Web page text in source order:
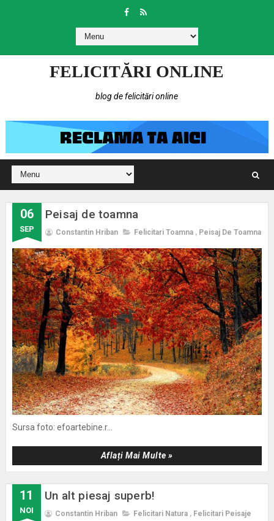
FELICITĂRI ONLINE
blog de felicitări online
06
SEP
Peisaj de toamna
Constantin Hriban Felicitari Toamna , Peisaj De Toamna
Sursa foto: efoartebine.r...
Aflați Mai Multe »
11
NOI
Un alt piesaj superb!
Constantin Hriban Felicitari Natura , Felicitari Peisaje